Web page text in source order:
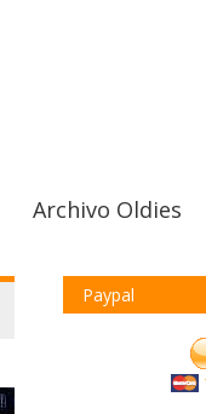
Archivo Oldies
Paypal